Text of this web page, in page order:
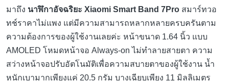
มาถึง นาฬิกาอัจฉริยะ Xiaomi Smart Band 7Pro สมาร์ทวอ
ทช์ราคาไม่แพง แต่มีความสามารถหลากหลายครบครันตาม
ความต้องการของผู้ใช้งานเลยค่ะ หน้าขนาด 1.64 นิ้ว แบบ
AMOLED โหมดหน้าจอ Always-on ไม่ทำลายสายตา ความ
สว่างหน้าจอปรับอัตโนมัติเพื่อความสบายตาของผู้ใช้งาน น้ำ
หนักเบามากเพียงแค่ 20.5 กรัม บางเฉียบเพียง 11 มิลลิเมตร